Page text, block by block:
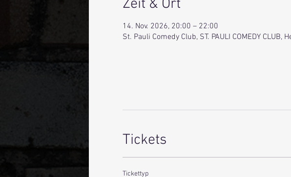
Zeit & Ort
14. Nov. 2026, 20:00 – 22:00
St. Pauli Comedy Club, ST. PAULI COMEDY
Tickets
Tickettyp